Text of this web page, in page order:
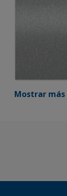
Mostrar más